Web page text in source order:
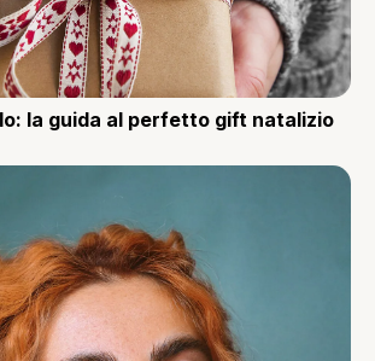
la guida al perfetto gift natalizio